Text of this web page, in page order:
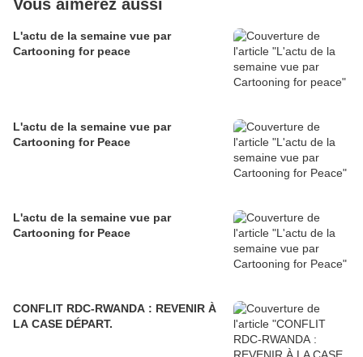
Vous aimerez aussi
L'actu de la semaine vue par
Cartooning for peace
L'actu de la semaine vue par
Cartooning for Peace
L'actu de la semaine vue par
Cartooning for Peace
CONFLIT RDC-RWANDA : REVENIR À
LA CASE DÉPART.